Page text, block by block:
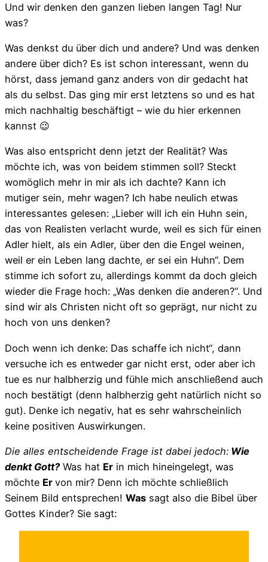
Und wir denken den ganzen lieben langen Tag! Nur
was?
Was denkst du über dich und andere? Und was denken
andere über dich? Es ist schon interessant, wenn du
hörst, dass jemand ganz anders von dir gedacht hat
als du selbst. Das ging mir erst letztens so und es hat
mich nachhaltig beschäftigt – wie du hier erkennen
kannst 😉
Was also entspricht denn jetzt der Realität? Was
möchte ich, was von beidem stimmen soll? Steckt
womöglich mehr in mir als ich dachte? Kann ich
mutiger sein, mehr wagen? Ich habe neulich etwas
interessantes gelesen: „Lieber will ich ein Huhn sein,
das von Realisten verlacht wurde, weil es sich für einen
Adler hielt, als ein Adler, über den die Engel weinen,
weil er ein Leben lang dachte, er sei ein Huhn“. Dem
stimme ich sofort zu, allerdings kommt da doch gleich
wieder die Frage hoch: „Was denken die anderen?“. Und
sind wir als Christen nicht oft so geprägt, nur nicht zu
hoch von uns denken?
Doch wenn ich denke: Das schaffe ich nicht“, dann
versuche ich es entweder gar nicht erst, oder aber ich
tue es nur halbherzig und fühle mich anschließend auch
noch bestätigt (denn halbherzig geht natürlich nicht so
gut). Denke ich negativ, hat es sehr wahrscheinlich
keine positiven Auswirkungen.
Die alles entscheidende Frage ist dabei jedoch: Wie
denkt Gott? Was hat Er in mich hineingelegt, was
möchte Er von mir? Denn ich möchte schließlich
Seinem Bild entsprechen! Was sagt also die Bibel über
Gottes Kinder? Sie sagt: